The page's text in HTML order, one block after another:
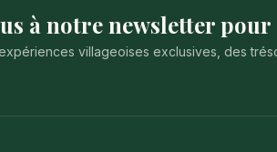
à notre newsletter
villageoises exclusives, des